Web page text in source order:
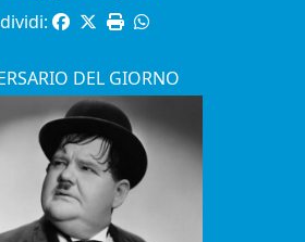
DEL GIORNO